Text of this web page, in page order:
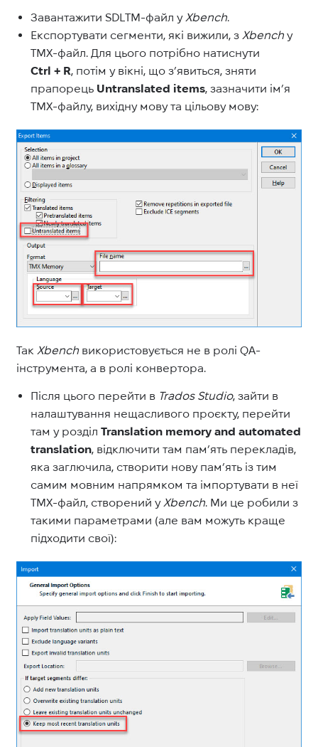
Завантажити SDLTM-файл у Xbench.
Експортувати сегменти, які вижили, з Xbenchу
TMX-файл. Для цього потрібно натиснути
Ctrl + R, потім у вікні, що з’явиться, зняти
прапорець Untranslated items, зазначити ім’я
TMX-файлу, вихідну мову та цільову мову:
Так Xbenchвикористовується не в ролі QA-
інструмента, а в ролі конвертора.
Після цього перейти в Trados Studio, зайти в
налаштування нещасливого проєкту, перейти
там у розділ Translation memory and automated
translation, відключити там пам’ять перекладів,
яка заглючила, створити нову пам’ять із тим
самим мовним напрямком та імпортувати в неї
TMX-файл, створений у Xbench. Ми це робили з
такими параметрами (але вам можуть краще
підходити свої):